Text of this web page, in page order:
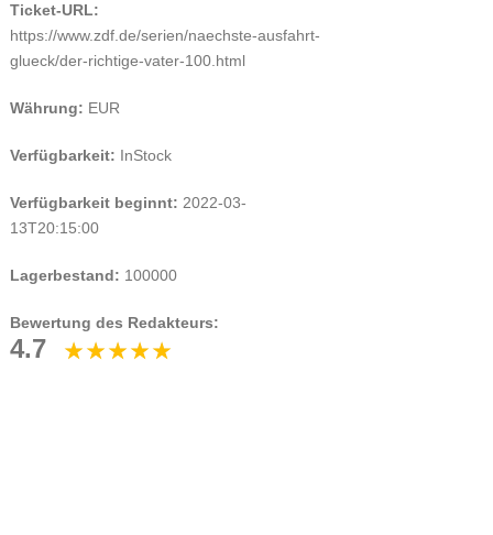
Ticket-URL:
https://www.zdf.de/serien/naechste-ausfahrt-
glueck/der-richtige-vater-100.html
Währung: EUR
Verfügbarkeit: InStock
Verfügbarkeit beginnt: 2022-03-
13T20:15:00
Lagerbestand: 100000
Bewertung des Redakteurs:
4.7